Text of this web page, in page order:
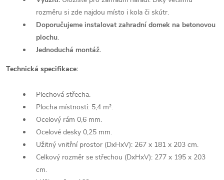
rozměru si zde najdou místo i kola či skútr.
Doporučujeme instalovat zahradní domek na betonovou
plochu.
Jednoduchá montáž.
Technická specifikace:
Plechová střecha.
Plocha místnosti: 5,4 m².
Ocelový rám 0,6 mm.
Ocelové desky 0,25 mm.
Užitný vnitřní prostor (DxHxV): 267 x 181 x 203 cm.
Celkový rozměr se střechou (DxHxV): 277 x 195 x 203
cm.